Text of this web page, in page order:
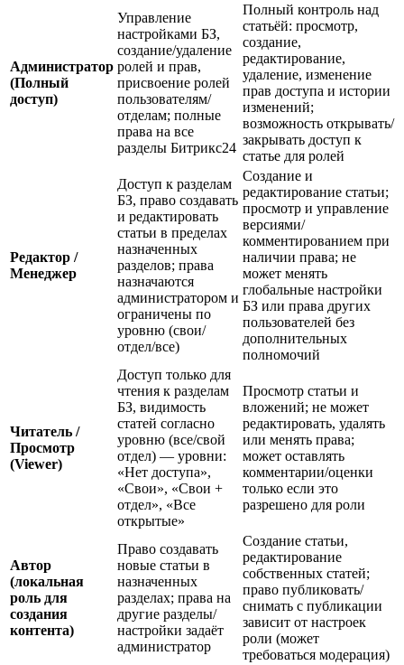
Администратор
(Полный
доступ)
Управление
настройками БЗ,
создание/удаление
ролей и прав,
присвоение ролей
пользователям/
отделам; полные
права на все
разделы Битрикс24
Полный контроль над
статьёй: просмотр,
создание,
редактирование,
удаление, изменение
прав доступа и истории
изменений;
возможность открывать/
закрывать доступ к
статье для ролей
Редактор /
Менеджер
Доступ к разделам
БЗ, право создавать
и редактировать
статьи в пределах
назначенных
разделов; права
назначаются
администратором и
ограничены по
уровню (свои/
отдел/все)
Создание и
редактирование статьи;
просмотр и управление
версиями/
комментированием при
наличии права; не
может менять
глобальные настройки
БЗ или права других
пользователей без
дополнительных
полномочий
Читатель /
Просмотр
(Viewer)
Доступ только для
чтения к разделам
БЗ, видимость
статей согласно
уровню (все/свой
отдел) — уровни:
«Нет доступа»,
«Свои», «Свои +
отдел», «Все
открытые»
Просмотр статьи и
вложений; не может
редактировать, удалять
или менять права;
может оставлять
комментарии/оценки
только если это
разрешено для роли
Автор
(локальная
роль для
создания
контента)
Право создавать
новые статьи в
назначенных
разделах; права на
другие разделы/
настройки задаёт
администратор
Создание статьи,
редактирование
собственных статей;
право публиковать/
снимать с публикации
зависит от настроек
роли (может
требоваться модерация)